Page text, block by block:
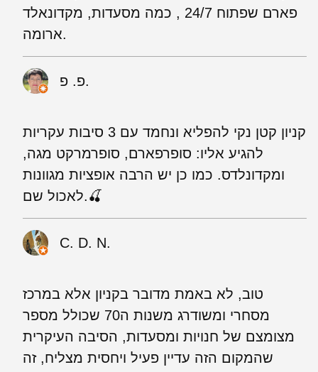
פארם שפתוח 24/7 , כמה מסעדות, מקדונאלד
ארומה.
פ. פ.
קניון קטן נקי להפליא ונחמד עם 3 סיבות עקריות
להגיע אליו: סופרפארם, סופרמרקט מגה,
ומקדונלדס. כמו כן יש הרבה אופציות מגוונות
לאכול שם.🍒
C. D. N.
טוב, לא באמת מדובר בקניון אלא במרכז
מסחרי ומשודרג משנות ה70 שכולל מספר
מצומצם של חנויות ומסעדות, הסיבה העיקרית
שהמקום הזה עדיין פעיל ויחסית מצליח, זה